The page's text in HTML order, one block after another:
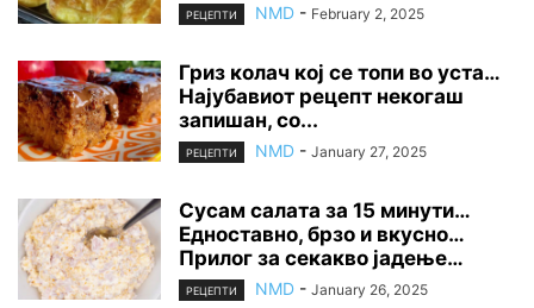
РЕЦЕПТИ NMD - February 2, 2025
Гриз колач кој се топи во уста…
Најубавиот рецепт некогаш
запишан, со...
РЕЦЕПТИ NMD - January 27, 2025
Сусам салата за 15 минути…
Едноставно, брзо и вкусно…
Прилог за секакво јадење…
РЕЦЕПТИ NMD - January 26, 2025